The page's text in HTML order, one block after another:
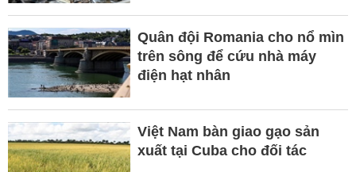
Quân đội Romania cho nổ mìn
trên sông để cứu nhà máy
điện hạt nhân
Việt Nam bàn giao gạo sản
xuất tại Cuba cho đối tác